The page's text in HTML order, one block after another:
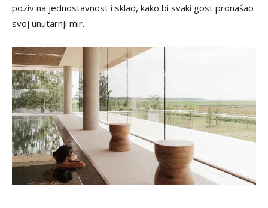
poziv na jednostavnost i sklad, kako bi svaki gost pronašao
svoj unutarnji mir.